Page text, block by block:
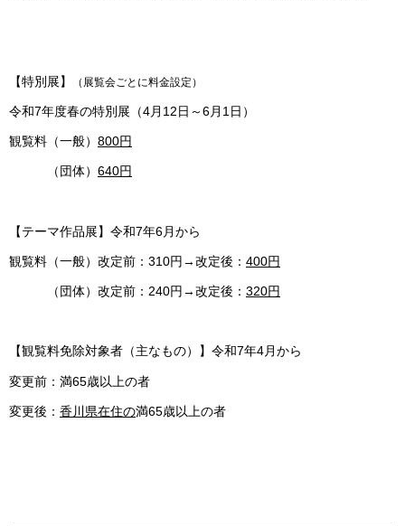
【特別展】 （展覧会ごとに料金設定）
令和7年度春の特別展（4月12日～6月1日）
観覧料（一般） 800円
（団体） 640円
【テーマ作品展】令和7年6月から
観覧料（一般）改定前：310円→改定後： 400円
（団体）改定前：240円→改定後： 320円
【観覧料免除対象者（主なもの）】令和7年4月から
変更前：満65歳以上の者
変更後： 香川県在住の満65歳以上の者